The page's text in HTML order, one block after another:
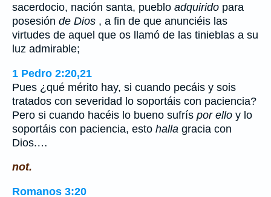
sacerdocio, nación santa, pueblo adquirido para
posesión de Dios , a fin de que anunciéis las
virtudes de aquel que os llamó de las tinieblas a su
luz admirable;
1 Pedro 2:20,21
Pues ¿qué mérito hay, si cuando pecáis y sois
tratados con severidad lo soportáis con paciencia?
Pero si cuando hacéis lo bueno sufrís por ello y lo
soportáis con paciencia, esto halla gracia con
Dios.…
not.
Romanos 3:20